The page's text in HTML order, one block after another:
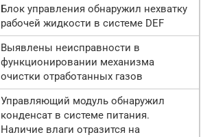
Блок управления обнаружил нехватку
рабочей жидкости в системе DEF
Выявлены неисправности в
функционировании механизма
очистки отработанных газов
Управляющий модуль обнаружил
конденсат в системе питания.
Наличие влаги отразится на